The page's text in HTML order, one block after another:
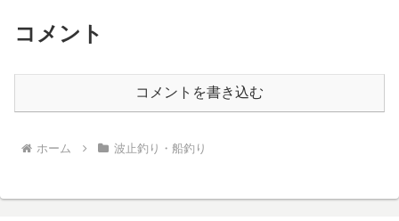
コメント
コメントを書き込む
ホーム 波止釣り・船釣り